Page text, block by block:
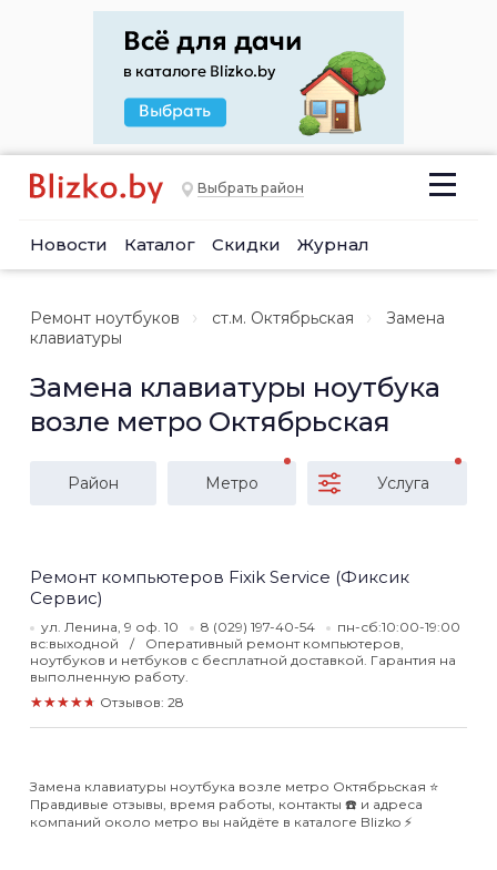
Выбрать район
Новости Каталог Скидки Журнал
Ремонт ноутбуков ст.м. Октябрьская
Замена
клавиатуры
Замена клавиатуры ноутбука
возле метро Октябрьская
Район Метро Услуга
Ремонт компьютеров Fixik Service (Фиксик
Сервис)
ул. Ленина, 9 оф. 10 8 (029) 197-40-54
пн-сб:10:00-19:00
вс:выходной
Оперативный ремонт компьютеров,
ноутбуков и нетбуков с бесплатной доставкой. Гарантия на
выполненную работу.
★★★★★ Отзывов: 28
Замена клавиатуры ноутбука возле метро Октябрьская ⭐️
Правдивые отзывы, время работы, контакты ☎️ и адреса
компаний около метро вы найдёте в каталоге Blizko ⚡️